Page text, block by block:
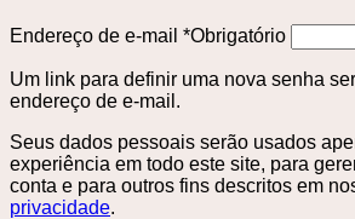
Endereço de e-mail *Obrigatório
Um link para definir uma nova senha
endereço de e-mail.
Seus dados pessoais serão usados
experiência em todo este site, para
conta e para outros fins descritos em
privacidade.